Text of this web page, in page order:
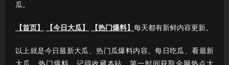
瓜。
【首页】 【今日大瓜】 【热门爆料】 每天都有新鲜内容更新。
以上就是今日最新大瓜、热门瓜爆料内容。每日吃瓜、看最新